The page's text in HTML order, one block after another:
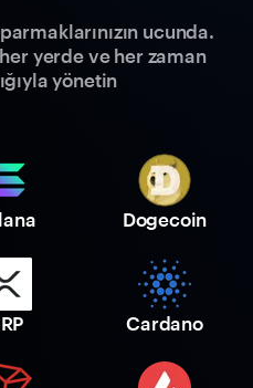
ucunda.
yerde ve her zaman
yönetin
Dogecoin
Cardano